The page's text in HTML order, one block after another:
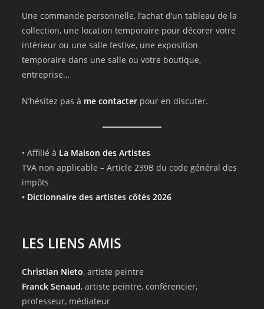
Une commande personnelle, l’achat d’un tableau de la
collection, une location temporaire pour décorer votre
intérieur ou une salle festive, une exposition
temporaire dans une salle ou votre boutique,
entreprise…
N’hésitez pas à me contacter pour en discuter.
• Affilié à La Maison des Artistes
TVA non applicable – Article 239B du code général des
impôts
• Dictionnaire des artistes côtés 2026
LES LIENS AMIS
Christian Nieto, artiste peintre
Franck Senaud, artiste peintre, conférencier,
professeur, médiateur